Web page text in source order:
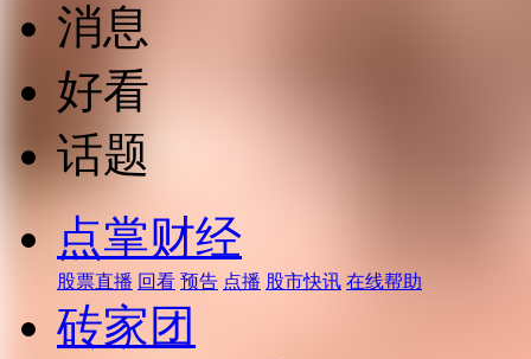
消息
好看
话题
点掌财经
股票直播 回看 预告 点播 股市快讯 在线帮助
砖家团